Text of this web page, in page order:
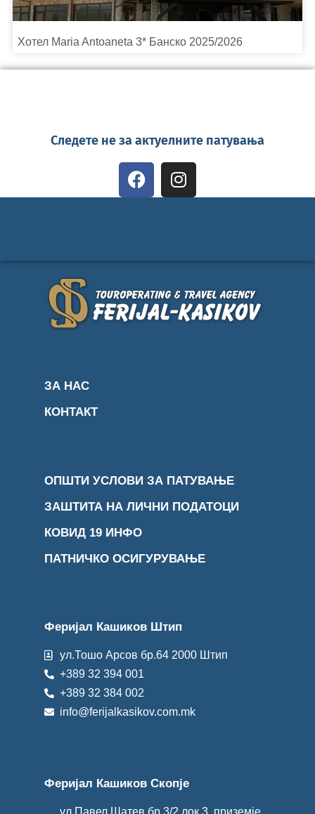
Хотел Maria Antoaneta 3* Банско 2025/2026
Следете не за актуелните патувања
ЗА НАС
КОНТАКТ
ОПШТИ УСЛОВИ ЗА ПАТУВАЊЕ
ЗАШТИТА НА ЛИЧНИ ПОДАТОЦИ
КОВИД 19 ИНФО
ПАТНИЧКО ОСИГУРУВАЊЕ
Феријал Кашиков Штип
ул.Тошо Арсов бр.64 2000 Штип
+389 32 394 001
+389 32 384 002
info@ferijalkasikov.com.mk
Феријал Кашиков Скопје
ул.Павел Шатев бр.3/2 лок.3, приземје